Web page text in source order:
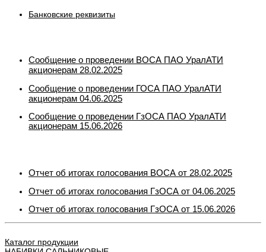
Банковские реквизиты
Сообщение о проведении ВОСА ПАО УралАТИ
акционерам 28.02.2025
Сообщение о проведении ГОСА ПАО УралАТИ
акционерам 04.06.2025
Сообщение о проведении ГзОСА ПАО УралАТИ
акционерам 15.06.2026
Отчет об итогах голосования ВОСА от 28.02.2025
Отчет об итогах голосования ГзОСА от 04.06.2025
Отчет об итогах голосования ГзОСА от 15.06.2026
Каталог продукции